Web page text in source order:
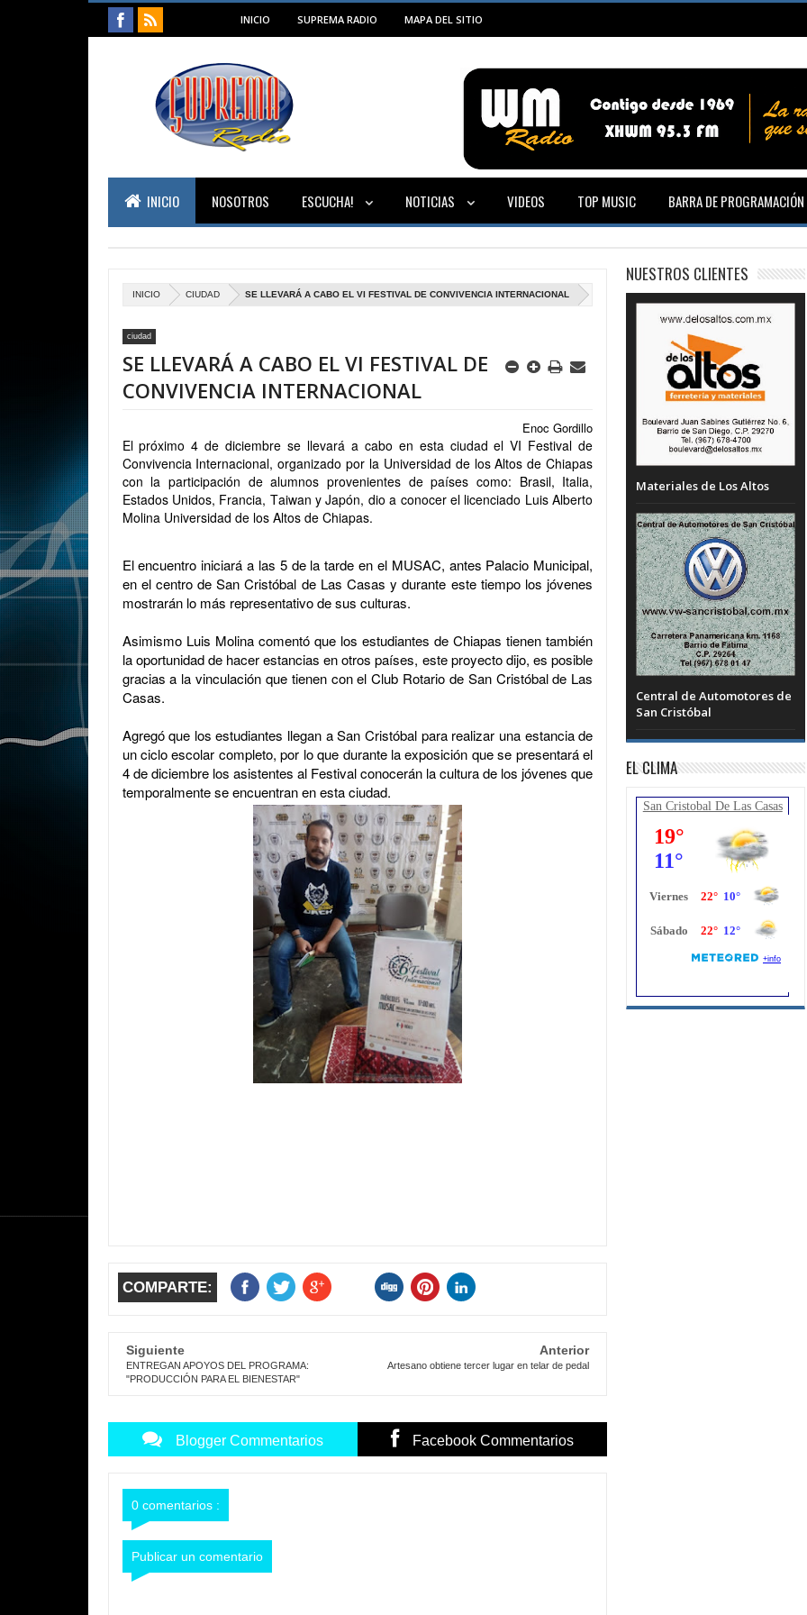
INICIO SUPREMA RADIO MAPA DEL SITIO
INICIO NOSOTROS ESCUCHA! NOTICIAS VIDEOS TOP MUSIC BARRA DE PROGRAMACIÓN
INICIO CIUDAD SE LLEVARÁ A CABO EL VI FESTIVAL DE CONVIVENCIA INTERNACIONAL
ciudad
SE LLEVARÁ A CABO EL VI FESTIVAL DE
CONVIVENCIA INTERNACIONAL
Enoc Gordillo
El próximo 4 de diciembre se llevará a cabo en esta ciudad el VI Festival de
Convivencia Internacional, organizado por la Universidad de los Altos de Chiapas
con la participación de alumnos provenientes de países como: Brasil, Italia,
Estados Unidos, Francia, Taiwan y Japón, dio a conocer el licenciado Luis Alberto
Molina Universidad de los Altos de Chiapas.
El encuentro iniciará a las 5 de la tarde en el MUSAC, antes Palacio Municipal,
en el centro de San Cristóbal de Las Casas y durante este tiempo los jóvenes
mostrarán lo más representativo de sus culturas.
Asimismo Luis Molina comentó que los estudiantes de Chiapas tienen también
la oportunidad de hacer estancias en otros países, este proyecto dijo, es posible
gracias a la vinculación que tienen con el Club Rotario de San Cristóbal de Las
Casas.
Agregó que los estudiantes llegan a San Cristóbal para realizar una estancia de
un ciclo escolar completo, por lo que durante la exposición que se presentará el
4 de diciembre los asistentes al Festival conocerán la cultura de los jóvenes que
temporalmente se encuentran en esta ciudad.
COMPARTE:
Siguiente
ENTREGAN APOYOS DEL PROGRAMA:
"PRODUCCIÓN PARA EL BIENESTAR"
Anterior
Artesano obtiene tercer lugar en telar de pedal
Blogger Commentarios Facebook Commentarios
0 comentarios :
Publicar un comentario
NUESTROS CLIENTES
Materiales de Los Altos
Central de Automotores de
San Cristóbal
EL CLIMA
San Cristobal De Las Casas